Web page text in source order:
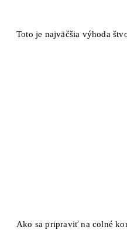
Toto je najväčšia výhoda
Ako sa pripraviť na colné